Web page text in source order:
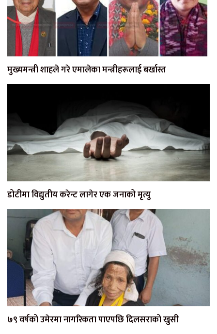
मुख्यमन्त्री शाहले गरे एमालेका मन्त्रीहरूलाई बर्खास्त
डोटीमा विद्युतीय करेन्ट लागेर एक जनाको मृत्यु
७९ वर्षको उमेरमा नागरिकता पाएपछि दिलसराको खुसी